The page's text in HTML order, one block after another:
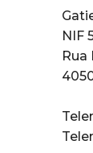
NIF
Rua